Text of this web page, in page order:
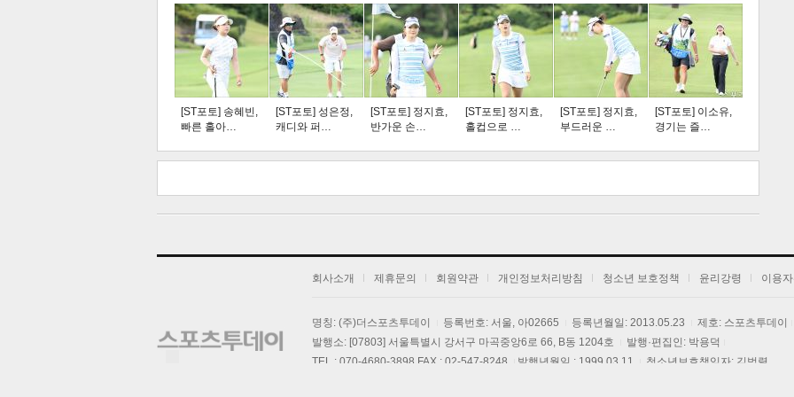
스북 터 공 오톡 공유 버블 트 크 트 축 사 하기 보기
주요뉴스
연예 라이프
[ST포토] 송혜빈,
빠른 홀아…
[ST포토] 성은정,
캐디와 퍼…
[ST포토] 정지효,
반가운 손…
[ST포토] 정지효,
홀컵으로 …
[ST포토] 정지효,
부드러운 …
[ST포토] 이소유,
경기는 즐…
회사소개 제휴문의 회원약관 개인정보처리방침 청소년 보호정책 윤리강령 이용
명칭: (주)더스포츠투데이 등록번호: 서울, 아02665 등록년월일: 2013.05.23
제호: 스포츠투데이
발행소: [07803] 서울특별시 강서구 마곡중앙6로 66, B동 1204호
발행·편집인: 박용덕
TEL : 070-4680-3898 FAX : 02-547-8248
발행년월일 : 1999.03.11
청소년보호책임자: 김범렬